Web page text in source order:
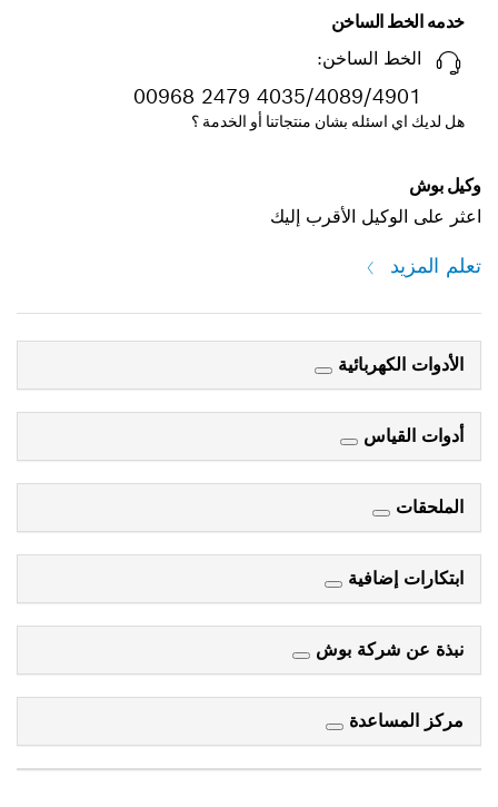
خدمه الخط الساخن
الخط الساخن:
00968 2479 4035/4089/4901
هل لديك اي اسئله بشان منتجاتنا أو الخدمة ؟
وكيل بوش
اعثر على الوكيل الأقرب إليك
تعلم المزيد
الأدوات الكهربائية
أدوات القياس
الملحقات
ابتكارات إضافية
نبذة عن شركة بوش
مركز المساعدة